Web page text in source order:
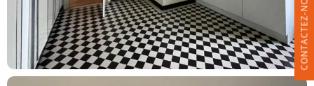
CONTACTEZ-NOUS